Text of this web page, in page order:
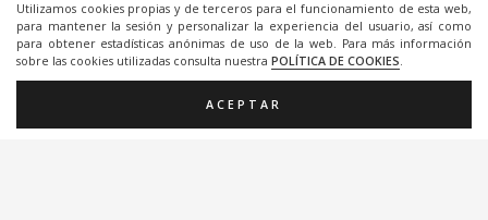
Utilizamos cookies propias y de terceros para el funcionamiento de esta web,
para mantener la sesión y personalizar la experiencia del usuario, así como
para obtener estadísticas anónimas de uso de la web. Para más información
sobre las cookies utilizadas consulta nuestra POLÍTICA DE COOKIES.
ACEPTAR
968 20 48 31